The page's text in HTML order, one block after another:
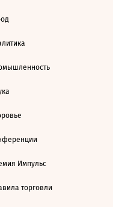
Импульс
торговли